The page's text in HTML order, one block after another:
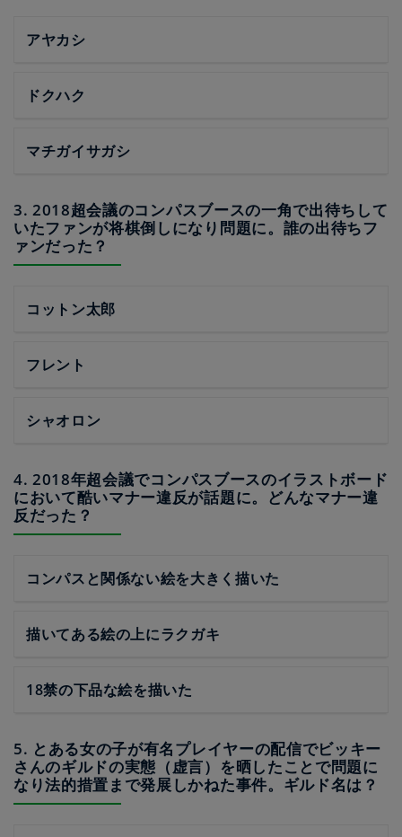
アヤカシ
ドクハク
マチガイサガシ
3. 2018超会議のコンパスブースの一角で出待ちして
いたファンが将棋倒しになり問題に。誰の出待ちフ
ァンだった？
コットン太郎
フレント
シャオロン
4. 2018年超会議でコンパスブースのイラストボード
において酷いマナー違反が話題に。どんなマナー違
反だった？
コンパスと関係ない絵を大きく描いた
描いてある絵の上にラクガキ
18禁の下品な絵を描いた
5. とある女の子が有名プレイヤーの配信でビッキー
さんのギルドの実態（虚言）を晒したことで問題に
なり法的措置まで発展しかねた事件。ギルド名は？